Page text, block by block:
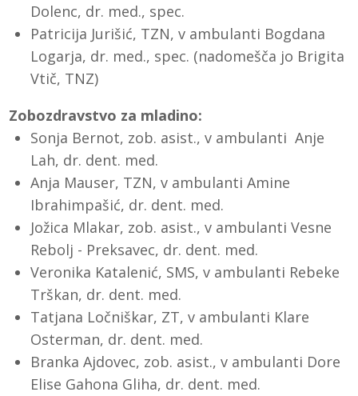
Dolenc, dr. med., spec.
Patricija Jurišić, TZN, v ambulanti Bogdana
Logarja, dr. med., spec. (nadomešča jo Brigita
Vtič, TNZ)
Zobozdravstvo za mladino:
Sonja Bernot, zob. asist., v ambulanti Anje
Lah, dr. dent. med.
Anja Mauser, TZN, v ambulanti Amine
Ibrahimpašić, dr. dent. med.
Jožica Mlakar, zob. asist., v ambulanti Vesne
Rebolj - Preksavec, dr. dent. med.
Veronika Katalenić, SMS, v ambulanti Rebeke
Trškan, dr. dent. med.
Tatjana Ločniškar, ZT, v ambulanti Klare
Osterman, dr. dent. med.
Branka Ajdovec, zob. asist., v ambulanti Dore
Elise Gahona Gliha, dr. dent. med.